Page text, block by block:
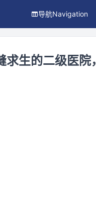
导航Navigation
生的二级医院